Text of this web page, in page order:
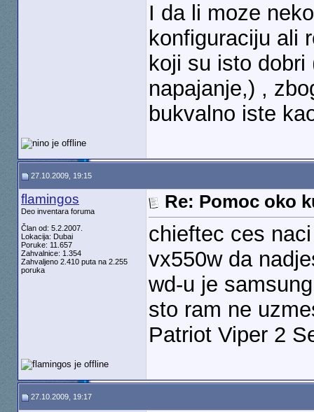
I da li moze
konfiguraciju ali
koji su isto
napajanje,) ,
bukvalno iste
27.10.2009, 19:15
flamingos
Deo inventara foruma
Član od: 5.2.2007.
Lokacija: Dubai
Poruke: 11.657
Zahvalnice: 1.354
Zahvaljeno 2.410 puta na 2.255
poruka
Re: Pomoc oko
chieftec ces
vx550w da
wd-u je
sto ram ne
Patriot Viper 2
27.10.2009, 19:17